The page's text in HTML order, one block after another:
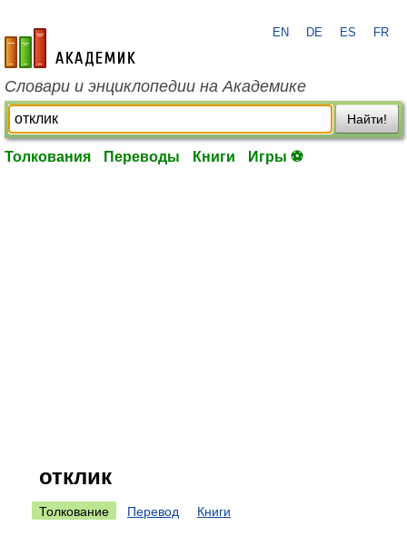
academic.ru
EN DE ES FR
Словари и энциклопедии на Академике
Найти!
Толкования Переводы Книги Игры ⚽
отклик
Толкование Перевод Книги